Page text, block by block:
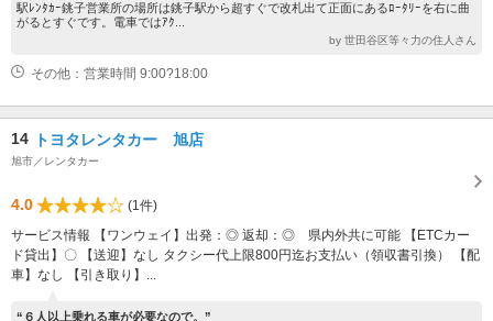
駅ﾚﾝﾀｶｰ銚子営業所の場所は銚子駅から超すぐで改札出て正面にあるﾛｰﾀﾘｰを右に曲
がるとすぐです。電車ではｱｸ...
by 世田谷区等々力の住人さん
その他：営業時間 9:00?18:00
14 トヨタレンタカー 旭店
旭市／レンタカー
4.0
(1件)
サービス情報 【ワンウェイ】出発：◎ 返却：◎ 県内外共に可能 【ETCカー
ド貸出】〇 【送迎】なし タクシー代上限800円迄お支払い（領収書引換） 【配
車】なし 【引き取り】...
“６人以上乗れる車が必要なので。”